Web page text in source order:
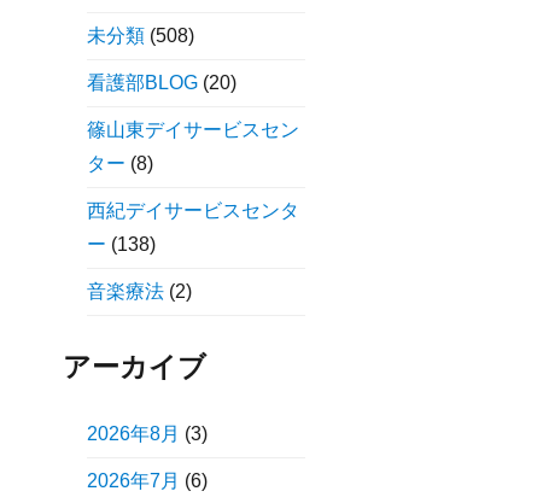
未分類(508)
看護部BLOG(20)
篠山東デイサービスセン
ター (8)
西紀デイサービスセンタ
ー (138)
音楽療法(2)
アーカイブ
2026年8月 (3)
2026年7月 (6)